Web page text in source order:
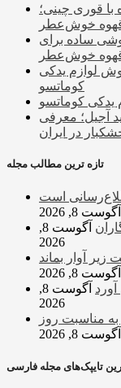
با قوری چینی؛
قهوه خوش‌عطر
ساده برای
قهوه خوش‌عطر
لوازم یدکی
کوماتسو
یدکی کوماتسو
آجیل؛ معرفی
تازه ترین مطالب مجله
است
آگوست 8, 2026
آگوست 8,
2026
زیر آوار بماند
آگوست 8, 2026
آگوست 8,
2026
مناسبت روز
آگوست 8, 2026
تایپک‌های مجله فارسی